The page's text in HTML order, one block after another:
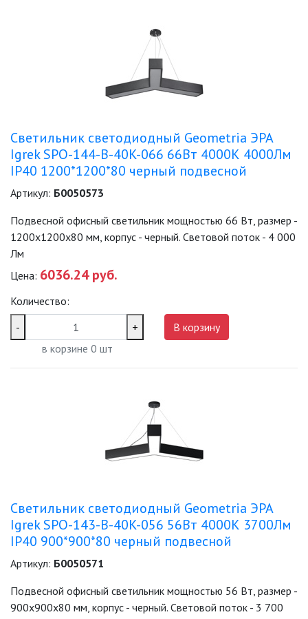
ПОРТАТИВНЫЕ СОЛНЕЧНЫЕ
ПРОТИВОМОСКИТНЫЕ ЛАМПЫ
РАЗЪЁМЫ, ПЕРЕХОДНИКИ, ТВ
РАЗЪЕМЫ И УДЛИНИТЕЛИ,
ТРОЙНИКИ И КОЛОДКИ, ВИЛКИ
ТОЧЕЧНЫЕ СВЕТИЛЬНИКИ
УЛИЧНОЕ ОСВЕЩЕНИЕ НА
УЛИЧНЫЕ СВЕТИЛЬНИКИ
ФОНТАНЫ
ЭЛЕКТРОЗВОНКИ И АКСЕССУАРЫ
ЭЛЕКТРОУСТАНОВОЧНЫЕ
ИЗДЕЛИЯ
Светильник светодиодный Geometria ЭРА
Igrek SPO-144-B-40K-066 66Вт 4000К 4000Лм
IP40 1200*1200*80 черный подвесной
Артикул: Б0050573
Подвесной офисный светильник мощностью 66 Вт, размер -
1200х1200х80 мм, корпус - черный. Световой поток - 4 000
Лм
Цена: 6036.24 руб.
Количество:
-
+
в корзине 0 шт
В корзину
Светильник светодиодный Geometria ЭРА
Igrek SPO-143-B-40K-056 56Вт 4000К 3700Лм
IP40 900*900*80 черный подвесной
Артикул: Б0050571
Подвесной офисный светильник мощностью 56 Вт, размер -
900х900х80 мм, корпус - черный. Световой поток - 3 700